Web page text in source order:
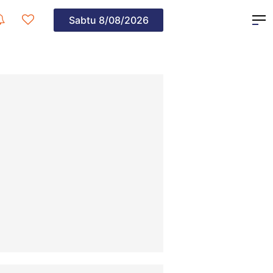
Sabtu 8/08/2026